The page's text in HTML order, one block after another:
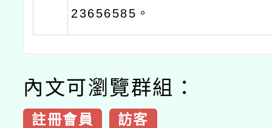
23656585。
內文可瀏覽群組：
註冊會員 訪客